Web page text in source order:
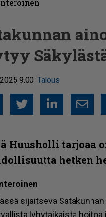
9.00 Talous
Twitter
Huusholli tarjoaa
hetken
si­jait­se­va
ly­hy­tai­kais­ta